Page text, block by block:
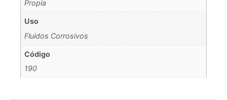
Propia
Uso
Fluidos Corrosivos
Código
190